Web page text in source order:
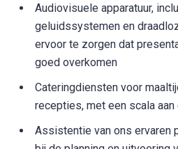
Audiovisuele apparatuur,
geluidssystemen en
ervoor te zorgen dat
goed overkomen
Cateringdiensten voor
recepties, met een scala
Assistentie van ons ervaren